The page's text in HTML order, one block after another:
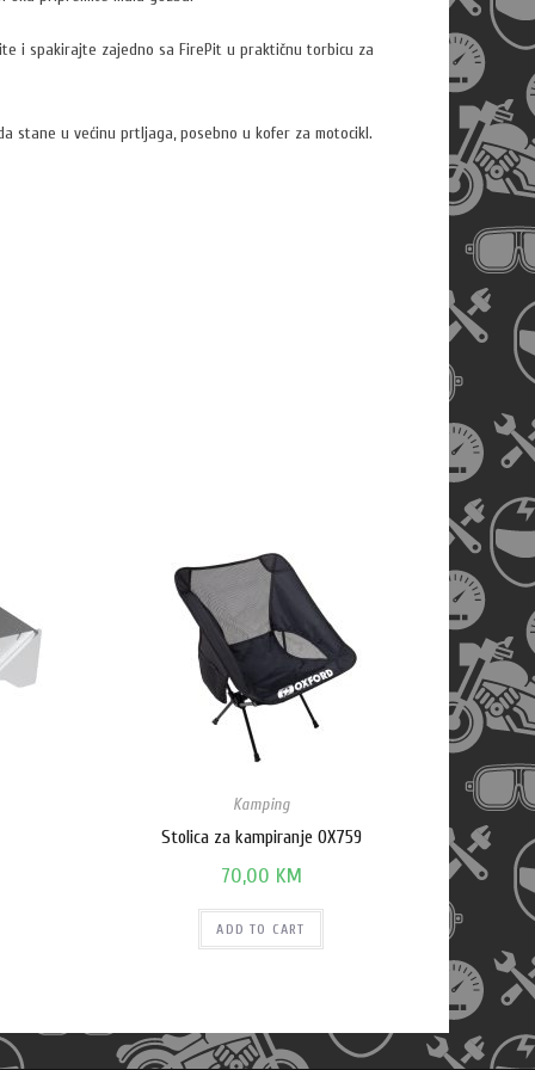
i spakirajte zajedno sa FirePit u praktičnu torbicu za
stane u većinu prtljaga, posebno u kofer za motocikl.
Kamping
Stolica za kampiranje OX759
70,00 KM
ADD TO CART